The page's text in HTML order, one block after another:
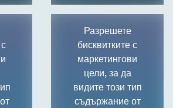
Разрешете
бисквитките с
маркетингови
цели, за да
видите този тип
съдържание от